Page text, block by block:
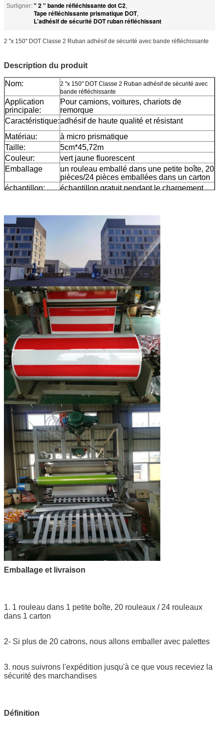
Surligner: " 2 " bande réfléchissante dot C2,
Tape réfléchissante prismatique DOT,
L'adhésif de sécurité DOT ruban réfléchissant
2 "x 150" DOT Classe 2 Ruban adhésif de sécurité avec bande réfléchissante
Description du produit
Nom:
2 "x 150" DOT Classe 2 Ruban adhésif de sécurité avec
bande réfléchissante
Application
principale:
Pour camions, voitures, chariots de
remorque
Caractéristique:adhésif de haute qualité et résistant
Matériau:
à micro prismatique
Taille:
5cm*45,72m
Couleur:
vert jaune fluorescent
Emballage
un rouleau emballé dans une petite boîte, 20
pièces/24 pièces emballées dans un carton
échantillon:
échantillon gratuit pendant le chargement
Emballage et livraison
1. 1 rouleau dans 1 petite boîte, 20 rouleaux / 24 rouleaux
dans 1 carton
2- Si plus de 20 catrons, nous allons emballer avec palettes
3. nous suivrons l'expédition jusqu'à ce que vous receviez la
sécurité des marchandises
Définition